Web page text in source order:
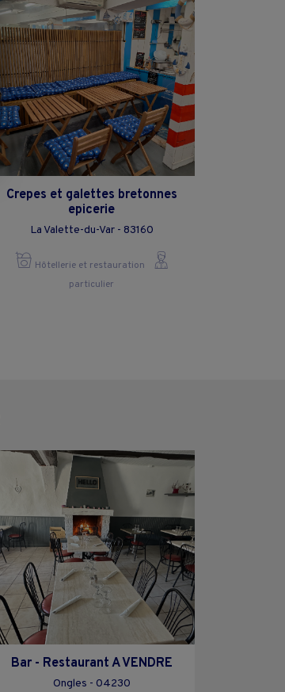
Crepes et galettes bretonnes
epicerie
La Valette-du-Var - 83160
Hôtellerie et restauration
particulier
Bar - Restaurant A VENDRE
Ongles - 04230